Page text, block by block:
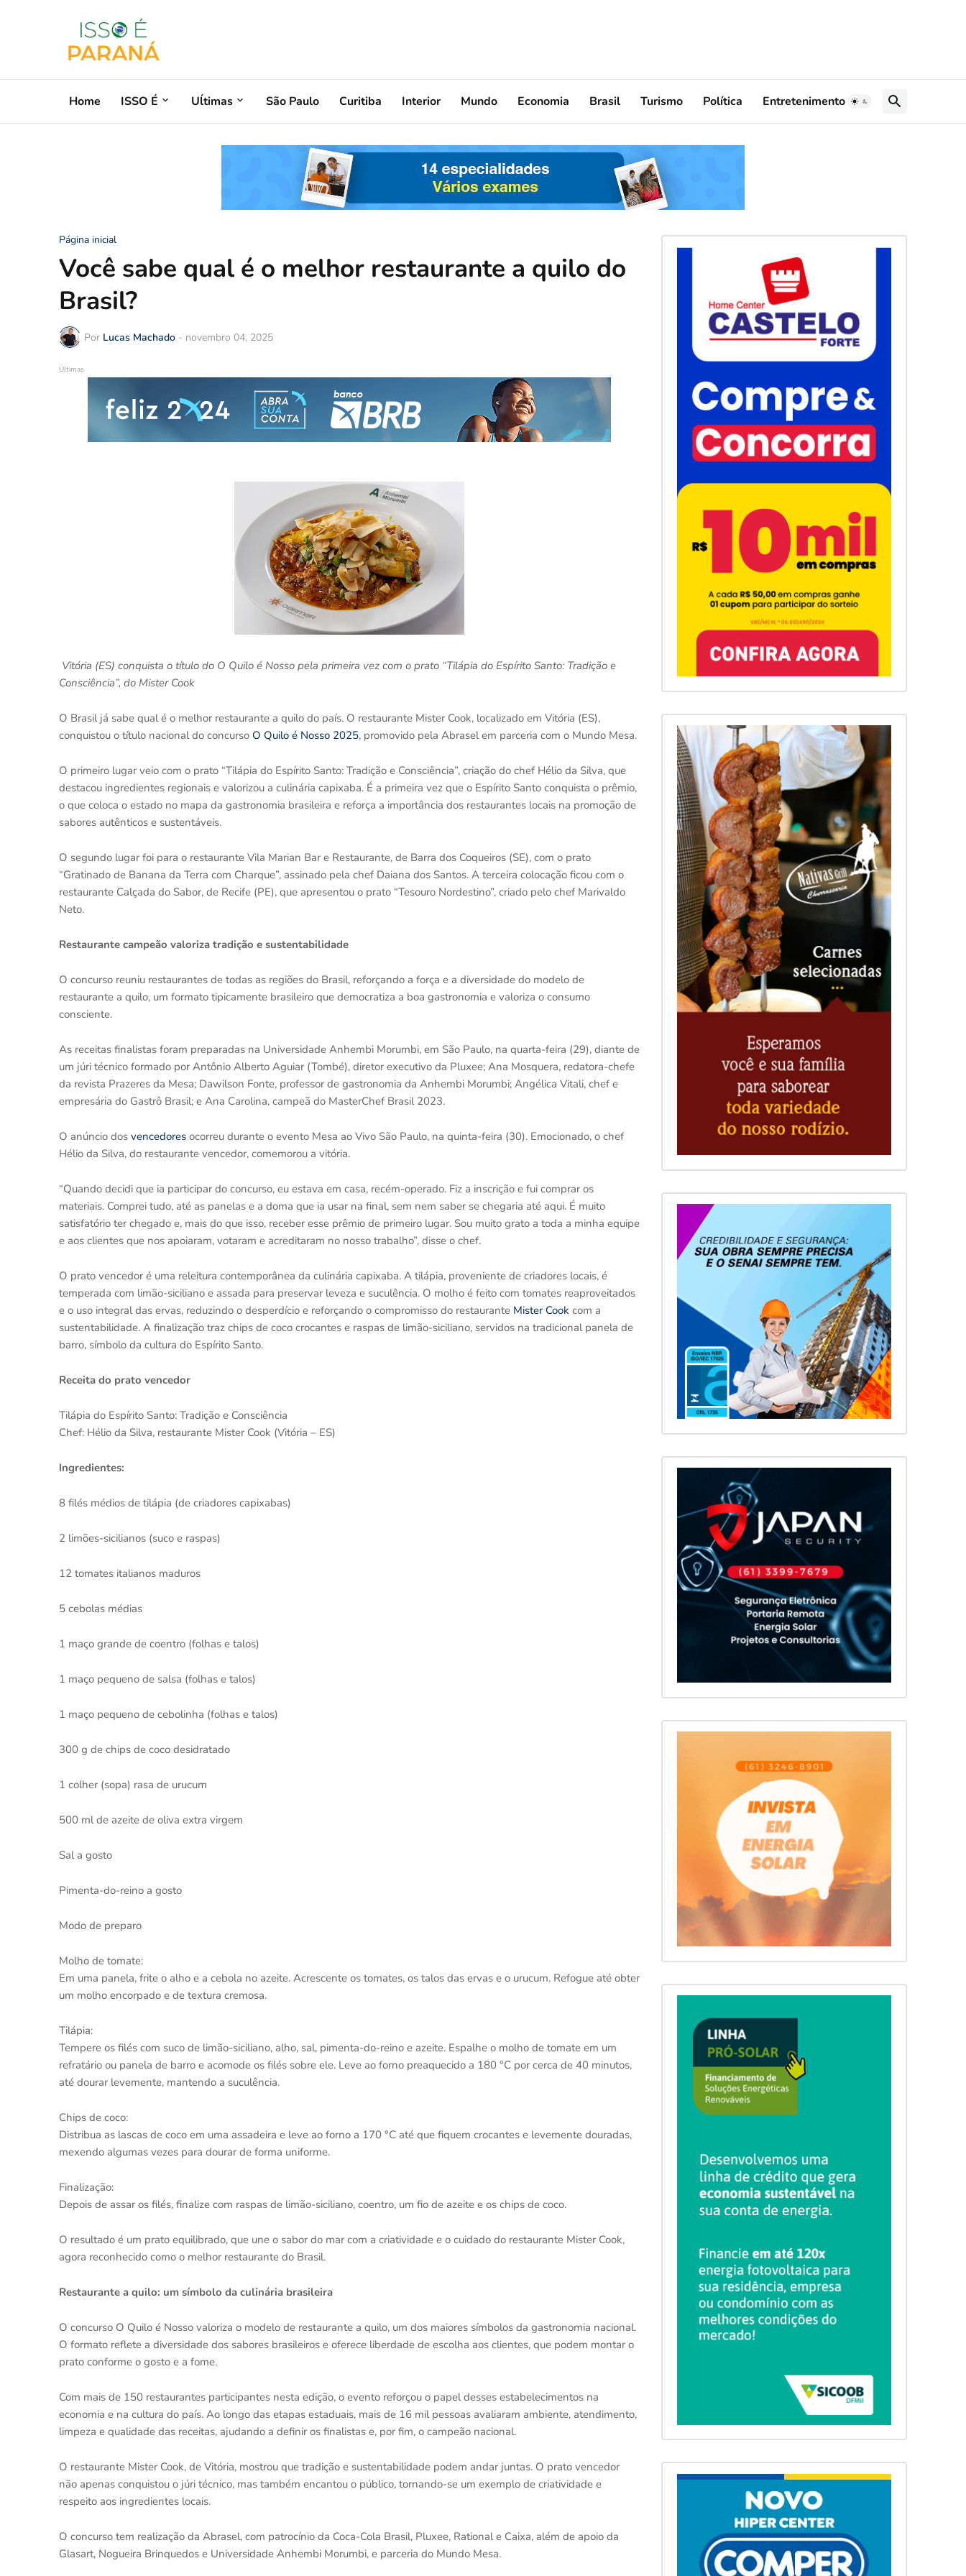
Home ISSO É Uĺtimas São Paulo Curitiba Interior Mundo Economia Brasil Turismo Política Entretenimento
Página inicial
Você sabe qual é o melhor restaurante a quilo do
Brasil?
Por Lucas Machado - novembro 04, 2025
Últimas
Vitória (ES) conquista o título do O Quilo é Nosso pela primeira vez com o prato “Tilápia do Espírito Santo: Tradição e
Consciência”, do Mister Cook
O Brasil já sabe qual é o melhor restaurante a quilo do país. O restaurante Mister Cook, localizado em Vitória (ES),
conquistou o título nacional do concurso O Quilo é Nosso 2025, promovido pela Abrasel em parceria com o Mundo Mesa.
O primeiro lugar veio com o prato “Tilápia do Espírito Santo: Tradição e Consciência”, criação do chef Hélio da Silva, que
destacou ingredientes regionais e valorizou a culinária capixaba. É a primeira vez que o Espírito Santo conquista o prêmio,
o que coloca o estado no mapa da gastronomia brasileira e reforça a importância dos restaurantes locais na promoção de
sabores autênticos e sustentáveis.
O segundo lugar foi para o restaurante Vila Marian Bar e Restaurante, de Barra dos Coqueiros (SE), com o prato
“Gratinado de Banana da Terra com Charque”, assinado pela chef Daiana dos Santos. A terceira colocação ficou com o
restaurante Calçada do Sabor, de Recife (PE), que apresentou o prato “Tesouro Nordestino”, criado pelo chef Marivaldo
Neto.
Restaurante campeão valoriza tradição e sustentabilidade
O concurso reuniu restaurantes de todas as regiões do Brasil, reforçando a força e a diversidade do modelo de
restaurante a quilo, um formato tipicamente brasileiro que democratiza a boa gastronomia e valoriza o consumo
consciente.
As receitas finalistas foram preparadas na Universidade Anhembi Morumbi, em São Paulo, na quarta-feira (29), diante de
um júri técnico formado por Antônio Alberto Aguiar (Tombé), diretor executivo da Pluxee; Ana Mosquera, redatora-chefe
da revista Prazeres da Mesa; Dawilson Fonte, professor de gastronomia da Anhembi Morumbi; Angélica Vitali, chef e
empresária do Gastrô Brasil; e Ana Carolina, campeã do MasterChef Brasil 2023.
O anúncio dos vencedores ocorreu durante o evento Mesa ao Vivo São Paulo, na quinta-feira (30). Emocionado, o chef
Hélio da Silva, do restaurante vencedor, comemorou a vitória.
“Quando decidi que ia participar do concurso, eu estava em casa, recém-operado. Fiz a inscrição e fui comprar os
materiais. Comprei tudo, até as panelas e a doma que ia usar na final, sem nem saber se chegaria até aqui. É muito
satisfatório ter chegado e, mais do que isso, receber esse prêmio de primeiro lugar. Sou muito grato a toda a minha equipe
e aos clientes que nos apoiaram, votaram e acreditaram no nosso trabalho”, disse o chef.
O prato vencedor é uma releitura contemporânea da culinária capixaba. A tilápia, proveniente de criadores locais, é
temperada com limão-siciliano e assada para preservar leveza e suculência. O molho é feito com tomates reaproveitados
e o uso integral das ervas, reduzindo o desperdício e reforçando o compromisso do restaurante Mister Cook com a
sustentabilidade. A finalização traz chips de coco crocantes e raspas de limão-siciliano, servidos na tradicional panela de
barro, símbolo da cultura do Espírito Santo.
Receita do prato vencedor
Tilápia do Espírito Santo: Tradição e Consciência
Chef: Hélio da Silva, restaurante Mister Cook (Vitória – ES)
Ingredientes:
8 filés médios de tilápia (de criadores capixabas)
2 limões-sicilianos (suco e raspas)
12 tomates italianos maduros
5 cebolas médias
1 maço grande de coentro (folhas e talos)
1 maço pequeno de salsa (folhas e talos)
1 maço pequeno de cebolinha (folhas e talos)
300 g de chips de coco desidratado
1 colher (sopa) rasa de urucum
500 ml de azeite de oliva extra virgem
Sal a gosto
Pimenta-do-reino a gosto
Modo de preparo
Molho de tomate:
Em uma panela, frite o alho e a cebola no azeite. Acrescente os tomates, os talos das ervas e o urucum. Refogue até obter
um molho encorpado e de textura cremosa.
Tilápia:
Tempere os filés com suco de limão-siciliano, alho, sal, pimenta-do-reino e azeite. Espalhe o molho de tomate em um
refratário ou panela de barro e acomode os filés sobre ele. Leve ao forno preaquecido a 180 °C por cerca de 40 minutos,
até dourar levemente, mantendo a suculência.
Chips de coco:
Distribua as lascas de coco em uma assadeira e leve ao forno a 170 °C até que fiquem crocantes e levemente douradas,
mexendo algumas vezes para dourar de forma uniforme.
Finalização:
Depois de assar os filés, finalize com raspas de limão-siciliano, coentro, um fio de azeite e os chips de coco.
O resultado é um prato equilibrado, que une o sabor do mar com a criatividade e o cuidado do restaurante Mister Cook,
agora reconhecido como o melhor restaurante do Brasil.
Restaurante a quilo: um símbolo da culinária brasileira
O concurso O Quilo é Nosso valoriza o modelo de restaurante a quilo, um dos maiores símbolos da gastronomia nacional.
O formato reflete a diversidade dos sabores brasileiros e oferece liberdade de escolha aos clientes, que podem montar o
prato conforme o gosto e a fome.
Com mais de 150 restaurantes participantes nesta edição, o evento reforçou o papel desses estabelecimentos na
economia e na cultura do país. Ao longo das etapas estaduais, mais de 16 mil pessoas avaliaram ambiente, atendimento,
limpeza e qualidade das receitas, ajudando a definir os finalistas e, por fim, o campeão nacional.
O restaurante Mister Cook, de Vitória, mostrou que tradição e sustentabilidade podem andar juntas. O prato vencedor
não apenas conquistou o júri técnico, mas também encantou o público, tornando-se um exemplo de criatividade e
respeito aos ingredientes locais.
O concurso tem realização da Abrasel, com patrocínio da Coca-Cola Brasil, Pluxee, Rational e Caixa, além de apoio da
Glasart, Nogueira Brinquedos e Universidade Anhembi Morumbi, e parceria do Mundo Mesa.